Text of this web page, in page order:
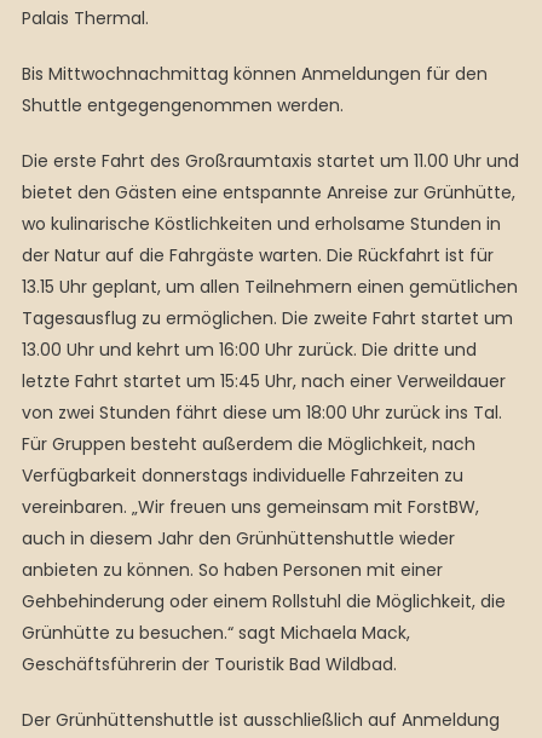
Palais Thermal.
Bis Mittwochnachmittag können Anmeldungen für den
Shuttle entgegengenommen werden.
Die erste Fahrt des Großraumtaxis startet um 11.00 Uhr und
bietet den Gästen eine entspannte Anreise zur Grünhütte,
wo kulinarische Köstlichkeiten und erholsame Stunden in
der Natur auf die Fahrgäste warten. Die Rückfahrt ist für
13.15 Uhr geplant, um allen Teilnehmern einen gemütlichen
Tagesausflug zu ermöglichen. Die zweite Fahrt startet um
13.00 Uhr und kehrt um 16:00 Uhr zurück. Die dritte und
letzte Fahrt startet um 15:45 Uhr, nach einer Verweildauer
von zwei Stunden fährt diese um 18:00 Uhr zurück ins Tal.
Für Gruppen besteht außerdem die Möglichkeit, nach
Verfügbarkeit donnerstags individuelle Fahrzeiten zu
vereinbaren. „Wir freuen uns gemeinsam mit ForstBW,
auch in diesem Jahr den Grünhüttenshuttle wieder
anbieten zu können. So haben Personen mit einer
Gehbehinderung oder einem Rollstuhl die Möglichkeit, die
Grünhütte zu besuchen.“ sagt Michaela Mack,
Geschäftsführerin der Touristik Bad Wildbad.
Der Grünhüttenshuttle ist ausschließlich auf Anmeldung